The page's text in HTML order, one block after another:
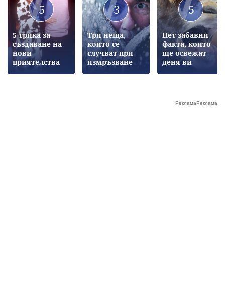
5
5 трика за
създаване на
нови
приятелства
3
Три неща,
които се
случват при
измръзване
5
Пет забавни
факта, които
ще освежат
деня ви